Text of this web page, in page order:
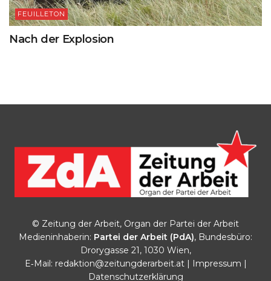
FEUILLETON
Nach der Explosion
© Zeitung der Arbeit, Organ der Partei der Arbeit
Medieninhaberin: Partei der Arbeit (PdA), Bundesbüro:
Drorygasse 21, 1030 Wien,
E‑Mail: redaktion@zeitungderarbeit.at| Impressum |
Datenschutzerklärung